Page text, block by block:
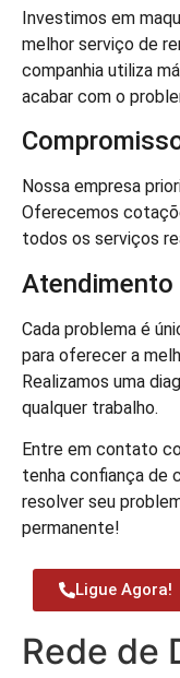
Investimos em
melhor serviço de
companhia utiliza
acabar com o
Nossa empresa
Oferecemos
todos os serviços
Atendimento
Cada problema é
para oferecer a
Realizamos uma
qualquer trabalho.
Entre em contato
tenha confiança de
resolver seu
permanente!
Ligue Agora!
Rede de